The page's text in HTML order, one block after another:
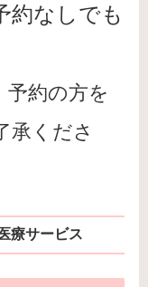
約なしでも
予約の方を
承くださ
療サービス